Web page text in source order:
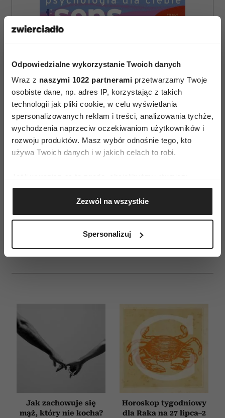
Odpowiedzialne wykorzystanie Twoich danych
Wraz z naszymi 1022 partnerami przetwarzamy Twoje
osobiste dane, np. adres IP, korzystając z takich
technologii jak pliki cookie, w celu wyświetlania
spersonalizowanych reklam i treści, analizowania tychże,
wychodzenia naprzeciw oczekiwaniom użytkowników i
rozwoju produktów. Masz wybór odnośnie tego, kto
używa Twoich danych i w jakich celach to robi.
Gromadzić dane dotyczące Twojej lokalizacji
geograficznej z dokładnością nawet do kilku metrów
Identyfikować Twoje urządzenie, aktywnie
(fingerprinting, czyli wirtualny odcisk palca)
i reklam, aby oferować funkcje społecznościowe i
analizować ruch w naszej witrynie. Informacje o tym, jak
korzystasz z naszej witryny, udostępniamy partnerom
społecznościowym, reklamowym i analitycznym.
Partnerzy mogą połączyć te informacje z innymi danymi
korzystania z ich usług.
Zezwól na wszystkie
Spersonalizuj
ZAMÓW
WYDANIE DRUKOWANE
E-WYDANIE
Jak zachowuje się
mąż, który nie kocha?
Horoskop tygodniowy
dla Raka na 27 lipca–2